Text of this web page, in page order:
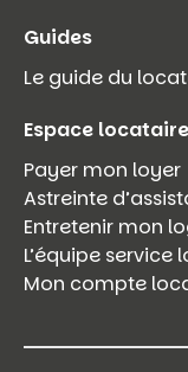
Guides
Le guide du
Espace locataire
Payer mon loyer
Astreinte
Entretenir mon
L’équipe service
Mon compte